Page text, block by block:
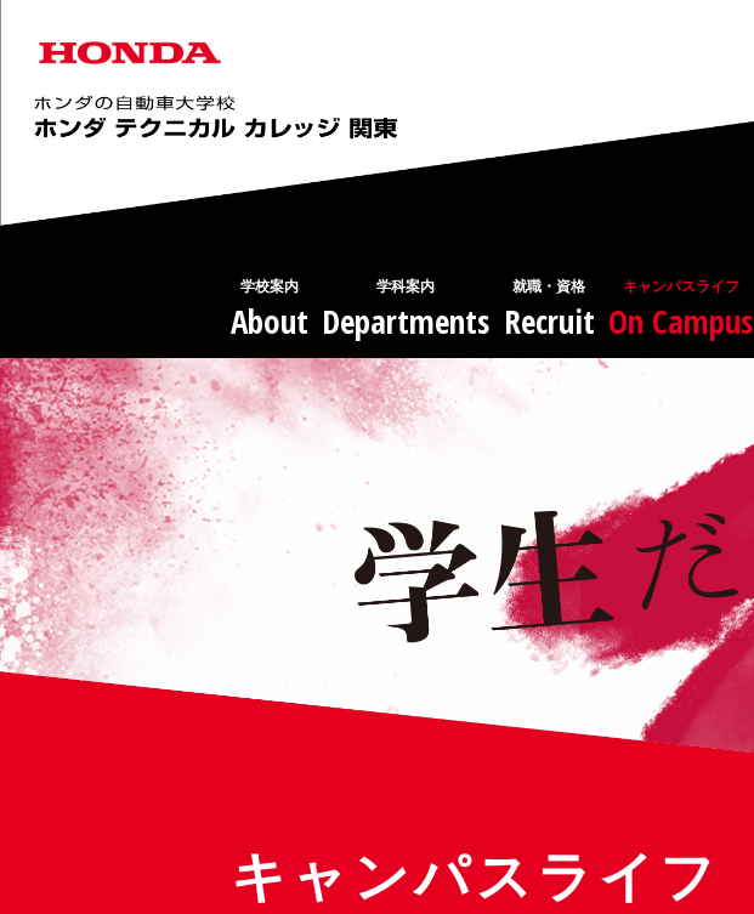
学校案内
About
学科案内
Departments
就職・資格
Recruit
キャンパスライフ
On Campus
キャンパスライフ